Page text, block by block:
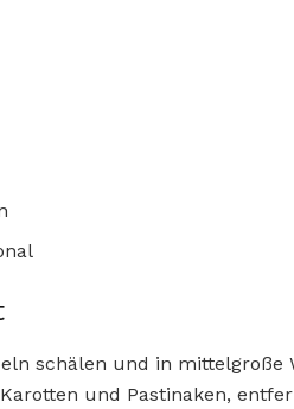
schälen und in
und Pastinaken,